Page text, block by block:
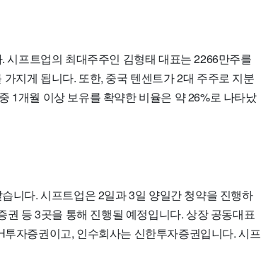
프트업의 최대주주인 김형태 대표는 2266만주를
지게 됩니다. 또한, 중국 텐센트가 2대 주주로 지분
1개월 이상 보유를 확약한 비율은 약 26%로 나타났
니다. 시프트업은 2일과 3일 양일간 청약을 진행하
등 3곳을 통해 진행될 예정입니다. 상장 공동대표
자증권이고, 인수회사는 신한투자증권입니다. 시프